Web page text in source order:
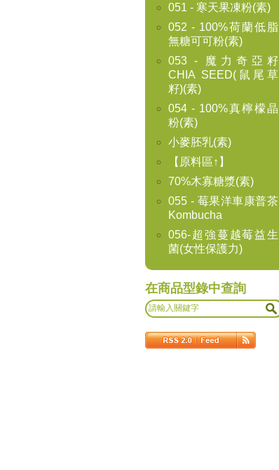
051 - 寒天果凍粉(素)
052 - 100%荷蘭低脂
無糖可可粉(素)
053 - 魔力奇亞籽
CHIA SEED(鼠尾草
籽)(素)
054 - 100%真檸檬晶
粉(素)
小麥胚乳(素)
【原料區↑】
70%木寡糖漿(素)
055 - 莓果洋車康普茶
Kombucha
056-超強蔓越莓益生
菌(女性保護力)
在商品型錄中查詢